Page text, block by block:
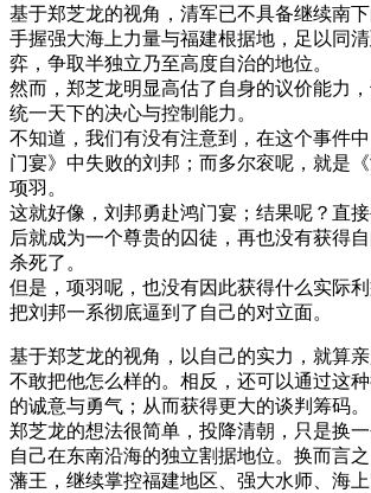
基于郑芝龙的视角，清军已不具备继续南
手握强大海上力量与福建根据地，足以同
弈，争取半独立乃至高度自治的地位。
然而，郑芝龙明显高估了自身的议价能力
统一天下的决心与控制能力。
不知道，我们有没有注意到，在这个事件
门宴》中失败的刘邦；而多尔衮呢，就是
项羽。
这就好像，刘邦勇赴鸿门宴；结果呢？直
后就成为一个尊贵的囚徒，再也没有获得
杀死了。
但是，项羽呢，也没有因此获得什么实际
把刘邦一系彻底逼到了自己的对立面。
基于郑芝龙的视角，以自己的实力，就算
不敢把他怎么样的。相反，还可以通过这
的诚意与勇气；从而获得更大的谈判筹码。
郑芝龙的想法很简单，投降清朝，只是换
自己在东南沿海的独立割据地位。换而言
藩王，继续掌控福建地区、强大水师、海上